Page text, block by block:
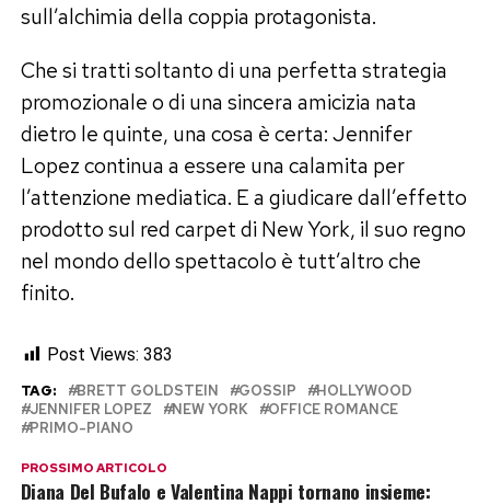
sull’alchimia della coppia protagonista.
Che si tratti soltanto di una perfetta strategia
promozionale o di una sincera amicizia nata
dietro le quinte, una cosa è certa: Jennifer
Lopez continua a essere una calamita per
l’attenzione mediatica. E a giudicare dall’effetto
prodotto sul red carpet di New York, il suo regno
nel mondo dello spettacolo è tutt’altro che
finito.
Post Views: 383
TAG: BRETT GOLDSTEIN GOSSIP
HOLLYWOOD
JENNIFER LOPEZ
NEW YORK
OFFICE ROMANCE
PRIMO-PIANO
PROSSIMO ARTICOLO
Diana Del Bufalo e Valentina Nappi tornano insieme: